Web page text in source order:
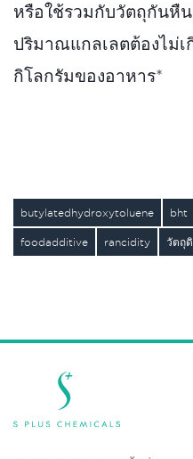
หรือใช้รวมกับวัตถุกันหื
ปริมาณแกลเลตต้องไม่เ
กิโลกรัมของอาหาร*
butylatedhydroxytoluene bht
foodadditive rancidity วัตถุดิ